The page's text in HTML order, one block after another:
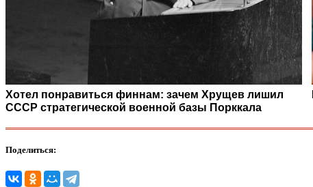
Хотел понравиться финнам: зачем Хрущев лишил
СССР стратегической военной базы Порккала
Поделиться: